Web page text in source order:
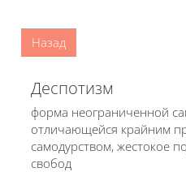
Назад
Деспотизм
форма неограниченной
отличающейся крайним
самодурством, жестокое
свобод